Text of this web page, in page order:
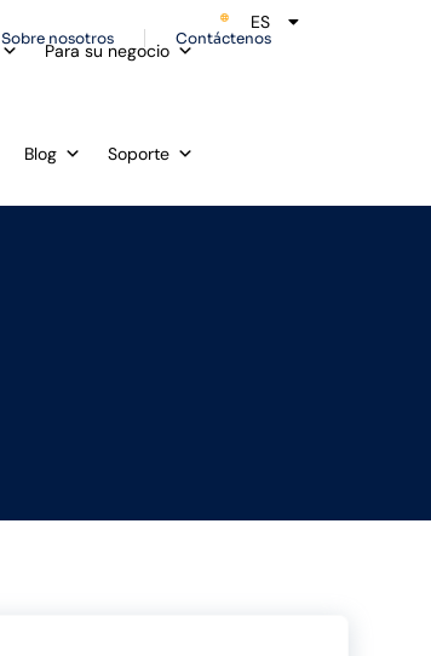
Sobre nosotros Contáctenos
Para su negocio
Blog Soporte
ES
EN